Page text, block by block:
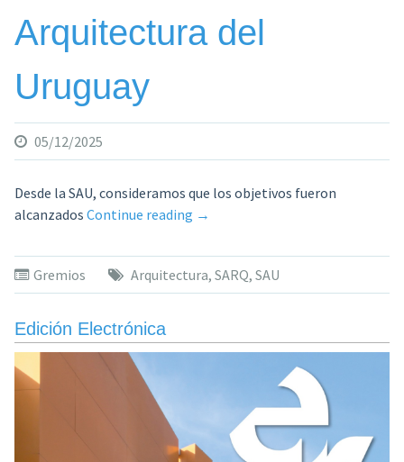
Arquitectura del
Uruguay
05/12/2025
Desde la SAU, consideramos que los objetivos fueron
alcanzados Continue reading «Reflexiones
y
repaso
primera
Arquitectura
del
→
Gremios Arquitectura, SARQ, SAU
Edición Electrónica